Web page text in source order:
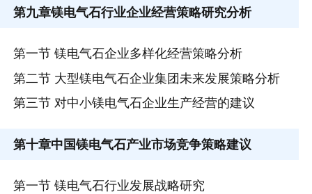
第九章镁电气石行业企业经营策略研究分析
第一节 镁电气石企业多样化经营策略分析
第二节 大型镁电气石企业集团未来发展策略分析
第三节 对中小镁电气石企业生产经营的建议
第十章中国镁电气石产业市场竞争策略建议
第一节 镁电气石行业发展战略研究